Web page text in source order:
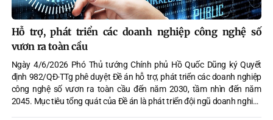
Hỗ trợ, phát triển các doanh nghiệp công nghệ số
vươn ra toàn cầu
Ngày 4/6/2026 Phó Thủ tướng Chính phủ Hồ Quốc Dũng ký Quyết
định 982/QĐ-TTg phê duyệt Đề án hỗ trợ, phát triển các doanh nghiệp
công nghệ số vươn ra toàn cầu đến năm 2030, tầm nhìn đến năm
2045. Mục tiêu tổng quát của Đề án là phát triển đội ngũ doanh nghiệp